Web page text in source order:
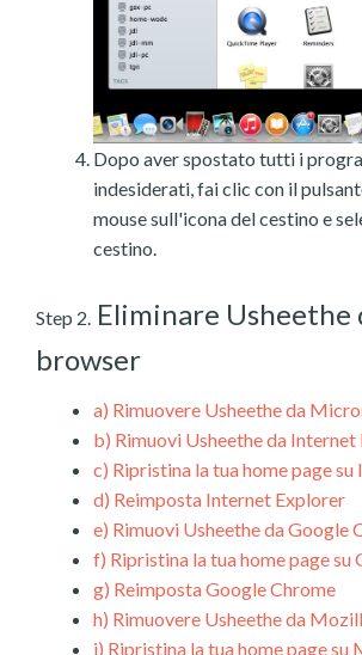
Dopo aver spostato tutti i
indesiderati, fai clic con il
mouse sull'icona del cestino e
cestino.
Step 2. Eliminare Usheethe
browser
a) Rimuovere Usheethe da
b) Rimuovi Usheethe da
c) Ripristina la tua home page
d) Reimposta Internet Explorer
e) Rimuovi Usheethe da Google
f) Ripristina la tua home page su
g) Reimposta Google Chrome
h) Rimuovere Usheethe da
i) Ripristina la tua home page